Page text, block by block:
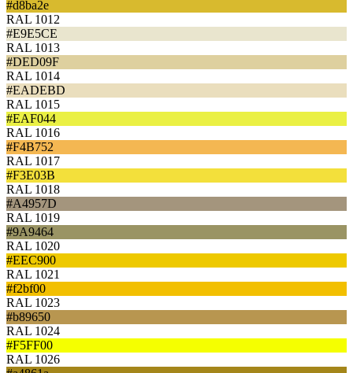
#d8ba2e
RAL 1012
#E9E5CE
RAL 1013
#DED09F
RAL 1014
#EADEBD
RAL 1015
#EAF044
RAL 1016
#F4B752
RAL 1017
#F3E03B
RAL 1018
#A4957D
RAL 1019
#9A9464
RAL 1020
#EEC900
RAL 1021
#f2bf00
RAL 1023
#b89650
RAL 1024
#F5FF00
RAL 1026